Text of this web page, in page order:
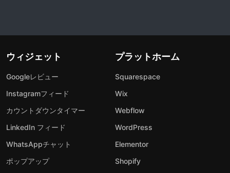
ウィジェット
Googleレビュー
Instagramフィード
カウントダウンタイマー
LinkedIn フィード
WhatsAppチャット
ポップアップ
プラットホーム
Squarespace
Wix
Webflow
WordPress
Elementor
Shopify